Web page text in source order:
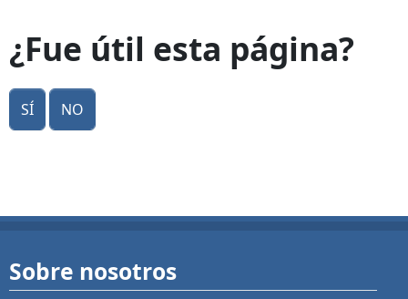
¿Fue útil esta página?
Sí No
Sobre nosotros